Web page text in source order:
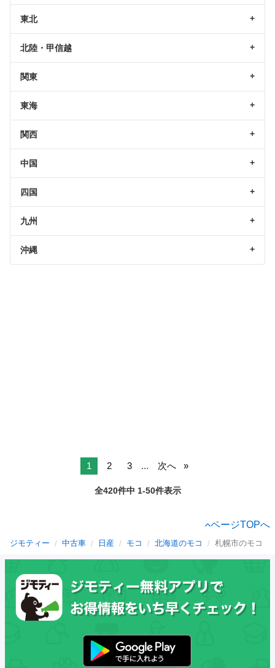
東北
北陸・甲信越
関東
東海
関西
中国
四国
九州
沖縄
1 2 3 ... 次へ
全420件中 1-50件表示
ページTOPへ
ジモティー 中古車 日産 モコ 北海道のモコ 札幌市のモコ